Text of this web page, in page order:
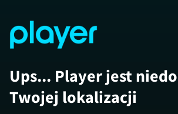
Ups... Player jest
Twojej lokalizacji